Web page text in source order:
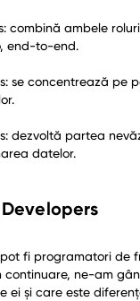
combină ambele
end-to-end.
se concentrează pe
dezvoltă partea
datelor.
fi programatori de
continuare, ne-am
ei și care este